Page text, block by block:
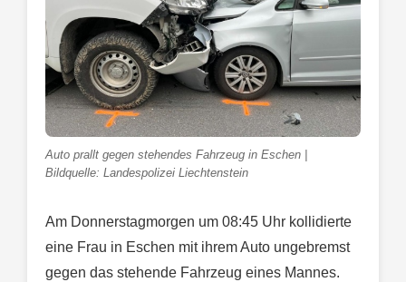
Auto prallt gegen stehendes Fahrzeug in Eschen |
Bildquelle: Landespolizei Liechtenstein
Am Donnerstagmorgen um 08:45 Uhr kollidierte
eine Frau in Eschen mit ihrem Auto ungebremst
gegen das stehende Fahrzeug eines Mannes.